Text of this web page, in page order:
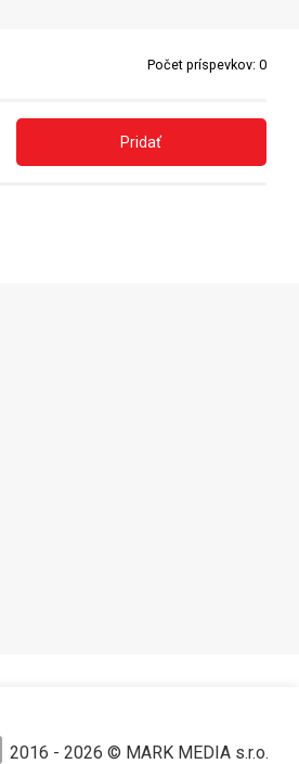
Počet príspevkov: 0
Pridať
2016 - 2026 © MARK MEDIA s.r.o.